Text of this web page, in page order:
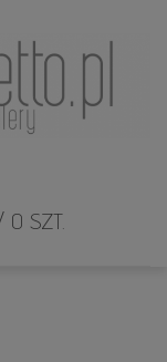
0 SZT.